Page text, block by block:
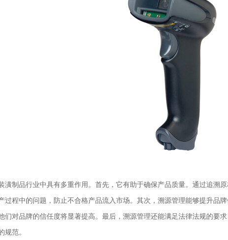
潢制品行业中具有多重作用。首先，它有助于确保产品质量。通过追溯
过程中的问题，防止不合格产品流入市场。其次，溯源管理能够提升品
们对品牌的信任度将显著提高。最后，溯源管理还能满足法律法规的要
规范。